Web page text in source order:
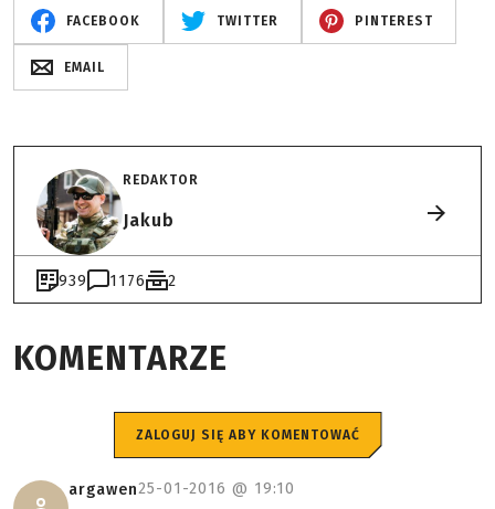
FACEBOOK TWITTER PINTEREST
EMAIL
REDAKTOR
Jakub
939 1176 2
KOMENTARZE
ZALOGUJ SIĘ ABY KOMENTOWAĆ
argawen25-01-2016 @ 19:10